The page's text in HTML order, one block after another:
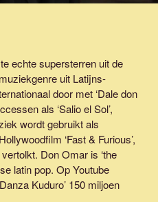
echte supersterren uit de
uit Latijns-
door met ‘Dale don
als ‘Salio el Sol’,
wordt gebruikt als
‘Fast & Furious’,
Don Omar is ‘the
latin pop. Op Youtube
Kuduro’ 150 miljoen